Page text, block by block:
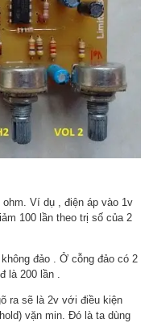
Ví dụ , điện áp vào 1v
100 lần theo trị số của 2
đảo . Ở cỗng đảo có 2
là 200 lần .
ra sẽ là 2v với điều kiện
vặn min. Đó là ta dùng